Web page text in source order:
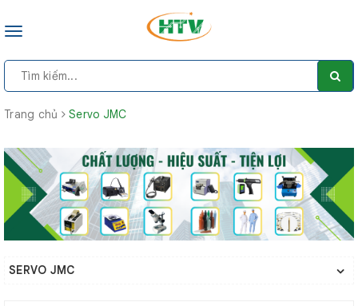
Toggle
Trang chủ Servo JMC
SERVO JMC